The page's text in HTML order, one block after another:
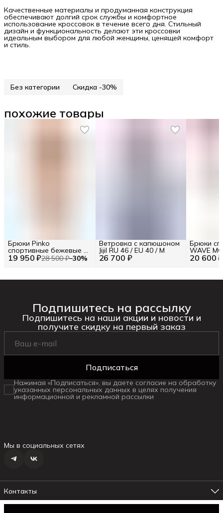
Качественные материалы и продуманная конструкция
обеспечивают долгий срок службы и комфортное
использование кроссовок в течение всего дня. Стильный
дизайн и функциональность делают эти кроссовки
идеальным выбором для любой женщины, ценящей комфорт
и стиль.
Без категории Скидка -30%
похожие товары
19 950 ₽28 500 ₽−30%
Брюки Pinko
спортивные бежевые с
принтом 26 700 ₽
Ветровка с капюшоном
Jijil RU 46 / EU 40 / M
20 600 ₽
Брюки
WAVE
Подпишитесь на рассылку
Подпишитесь на наши акции и новости и
получите скидку на первый заказ
Подписаться
Нажимая «Подписаться», вы даете согласие на обработку
указанных персональных данных в целях получения
информационной и рекламной рассылки
Мы в социальных сетях
Контакты
Адрес магазина №1